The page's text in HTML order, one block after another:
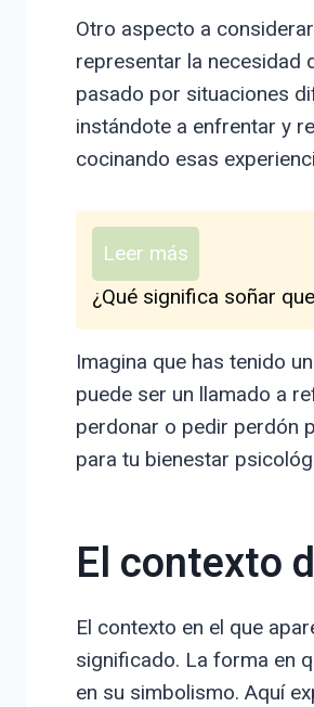
Otro aspecto a
representar la necesidad
pasado por situaciones
instándote a enfrentar y
cocinando esas
Leer más
¿Qué significa soñar
Imagina que has tenido
puede ser un llamado a
perdonar o pedir perdón
para tu bienestar
El contexto
El contexto en el que
significado. La forma en
en su simbolismo. Aquí